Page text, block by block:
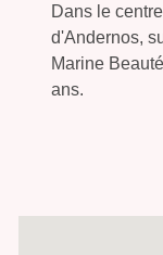
Dans le
d'Andernos,
Marine
ans.